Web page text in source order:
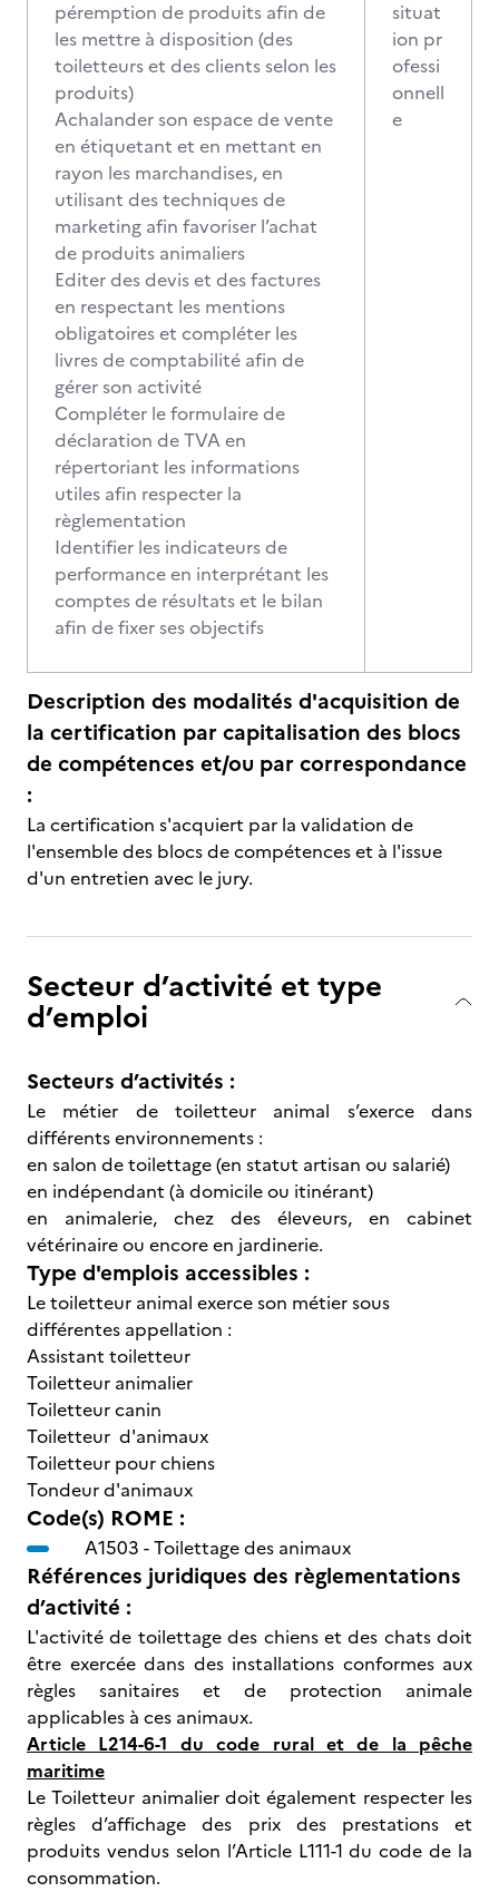
péremption de produits afin de
les mettre à disposition (des
toiletteurs et des clients selon les
produits)
Achalander son espace de vente
en étiquetant et en mettant en
rayon les marchandises, en
utilisant des techniques de
marketing afin favoriser l’achat
de produits animaliers
Editer des devis et des factures
en respectant les mentions
obligatoires et compléter les
livres de comptabilité afin de
gérer son activité
Compléter le formulaire de
déclaration de TVA en
répertoriant les informations
utiles afin respecter la
règlementation
Identifier les indicateurs de
performance en interprétant les
comptes de résultats et le bilan
afin de fixer ses objectifs
situat
ion pr
ofessi
onnell
e
Description des modalités d'acquisition de
la certification par capitalisation des blocs
de compétences et/ou par correspondance
:
La certification s'acquiert par la validation de
l'ensemble des blocs de compétences et à l'issue
d'un entretien avec le jury.
Secteur d’activité et type
d’emploi
Secteurs d’activités :
Le métier de toiletteur animal s’exerce dans
différents environnements :
en salon de toilettage (en statut artisan ou salarié)
en indépendant (à domicile ou itinérant)
en animalerie, chez des éleveurs, en cabinet
vétérinaire ou encore en jardinerie.
Type d'emplois accessibles :
Le toiletteur animal exerce son métier sous
différentes appellation :
Assistant toiletteur
Toiletteur animalier
Toiletteur canin
Toiletteur d'animaux
Toiletteur pour chiens
Tondeur d'animaux
Code(s) ROME :
A1503 -Toilettage des animaux
Références juridiques des règlementations
d’activité :
L'activité de toilettage des chiens et des chats doit
être exercée dans des installations conformes aux
règles sanitaires et de protection animale
applicables à ces animaux.
Article L214-6-1 du code rural et de la pêche
maritime
Le Toiletteur animalier doit également respecter les
règles d’affichage des prix des prestations et
produits vendus selon l’Article L111-1 du code de la
consommation.